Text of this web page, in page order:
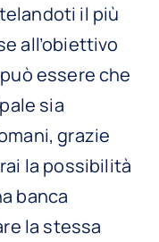
il più
all’obiettivo
essere che
sia
grazie
la possibilità
banca
la stessa